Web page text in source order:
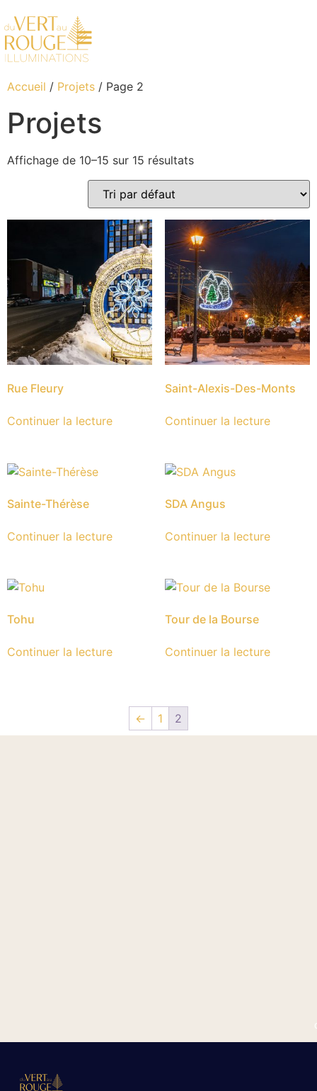
Accueil / Projets / Page 2
Projets
Affichage de 10–15 sur 15 résultats
Rue Fleury
Continuer la lecture
Saint-Alexis-Des-Monts
Continuer la lecture
Sainte-Thérèse
Continuer la lecture
SDA Angus
Continuer la lecture
Tohu
Continuer la lecture
Tour de la Bourse
Continuer la lecture
← 1 2